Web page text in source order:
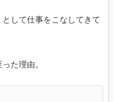
して仕事をこなしてきて
た理由。